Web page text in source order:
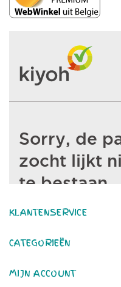
KLANTENSERVICE
CATEGORIEËN
MIJN ACCOUNT